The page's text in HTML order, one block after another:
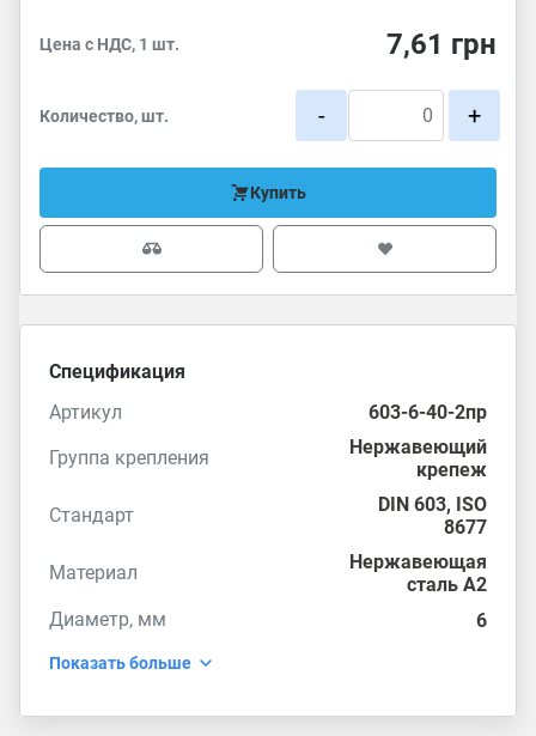
Цена с НДС, 1 шт. 7,61 грн
Количество, шт. - +
Купить
Спецификация
Артикул
603-6-40-2пр
Группа крепления
Нержавеющий
крепеж
Стандарт
DIN 603, ISO
8677
Материал
Нержавеющая
сталь А2
Диаметр, мм
6
Показать больше